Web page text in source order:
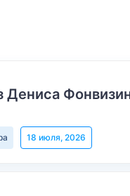
Дениса
18 июля, 2026